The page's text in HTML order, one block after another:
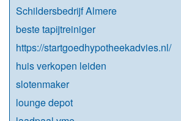
Schildersbedrijf Almere
beste tapijtreiniger
https://startgoedhypotheekadvies.nl/
huis verkopen leiden
slotenmaker
lounge depot